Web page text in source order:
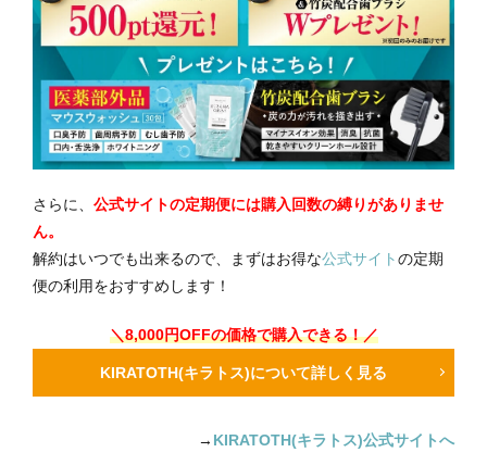
さらに、 公式サイトの定期便には購入回数の縛りがありませ
ん。
解約はいつでも出来るので、まずはお得な公式サイトの定期
便の利用をおすすめします！
＼8,000円OFFの価格で購入できる！／
KIRATOTH(キラトス)について詳しく見る
→ KIRATOTH(キラトス)公式サイトへ